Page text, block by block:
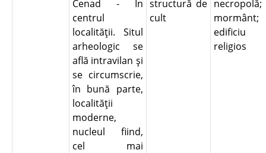
Cenad - În
centrul
localităţii. Situl
arheologic se
află intravilan şi
se circumscrie,
în bună parte,
localităţii
moderne,
nucleul fiind,
cel mai
structură de
cult
necropolă;
mormânt;
edificiu
religios